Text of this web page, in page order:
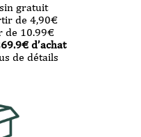
gratuit
de 4,90€
de 10.99€
€ d’achat
de détails